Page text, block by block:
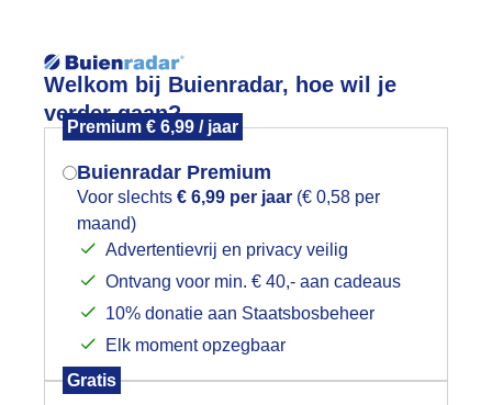
Welkom bij Buienradar, hoe wil je
verder gaan?
Premium € 6,99 / jaar
Buienradar Premium
Voor slechts € 6,99 per jaar (€ 0,58 per
maand)
Advertentievrij en privacy veilig
Ontvang voor min. € 40,- aan cadeaus
10% donatie aan Staatsbosbeheer
Elk moment opzegbaar
Gratis
Lees meer.
Foto en video Weerzine
in de wind
Mogen we je locatie gebruiken voor
het weer?
Indien je hier nog geen akkoord op hebt
gegeven, verschijnt er zo een pop-up uit